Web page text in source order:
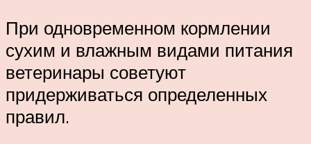
При одновременном кормлении
сухим и влажным видами питания
ветеринары советуют
придерживаться определенных
правил.